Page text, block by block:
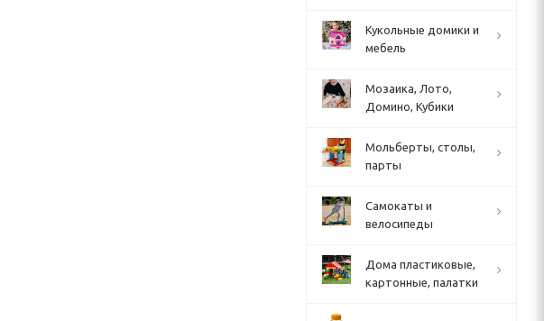
Кукольные домики и
мебель
Мозаика, Лото,
Домино, Кубики
Мольберты, столы,
парты
Cамокаты и
велосипеды
Дома пластиковые,
картонные, палатки